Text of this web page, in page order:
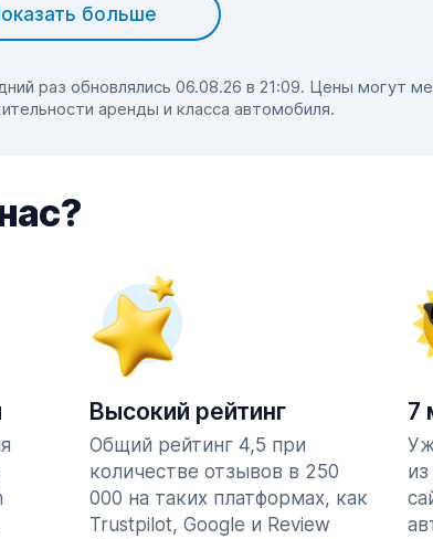
больше
раз обновлялись 06.08.26 в 21:09. Цены могут
аренды и класса автомобиля.
Высокий рейтинг
Общий рейтинг 4,5 при
количестве отзывов в 250
000 на таких платформах, как
Trustpilot, Google и Review
7